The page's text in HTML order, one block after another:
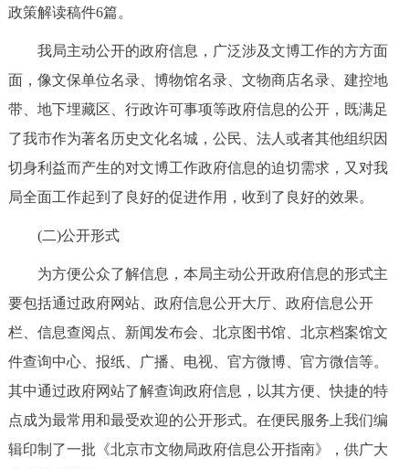
ESPAÑOL العربية PORTUGUÊS
ITALIANO
政策解读稿件6篇。
我局主动公开的政府信息，广泛涉及文博工作的方方面
面，像文保单位名录、博物馆名录、文物商店名录、建控地
带、地下埋藏区、行政许可事项等政府信息的公开，既满足
了我市作为著名历史文化名城，公民、法人或者其他组织因
切身利益而产生的对文博工作政府信息的迫切需求，又对我
局全面工作起到了良好的促进作用，收到了良好的效果。
(二)公开形式
为方便公众了解信息，本局主动公开政府信息的形式主
要包括通过政府网站、政府信息公开大厅、政府信息公开
栏、信息查阅点、新闻发布会、北京图书馆、北京档案馆文
件查询中心、报纸、广播、电视、官方微博、官方微信等。
其中通过政府网站了解查询政府信息，以其方便、快捷的特
点成为最常用和最受欢迎的公开形式。在便民服务上我们编
辑印制了一批《北京市文物局政府信息公开指南》，供广大